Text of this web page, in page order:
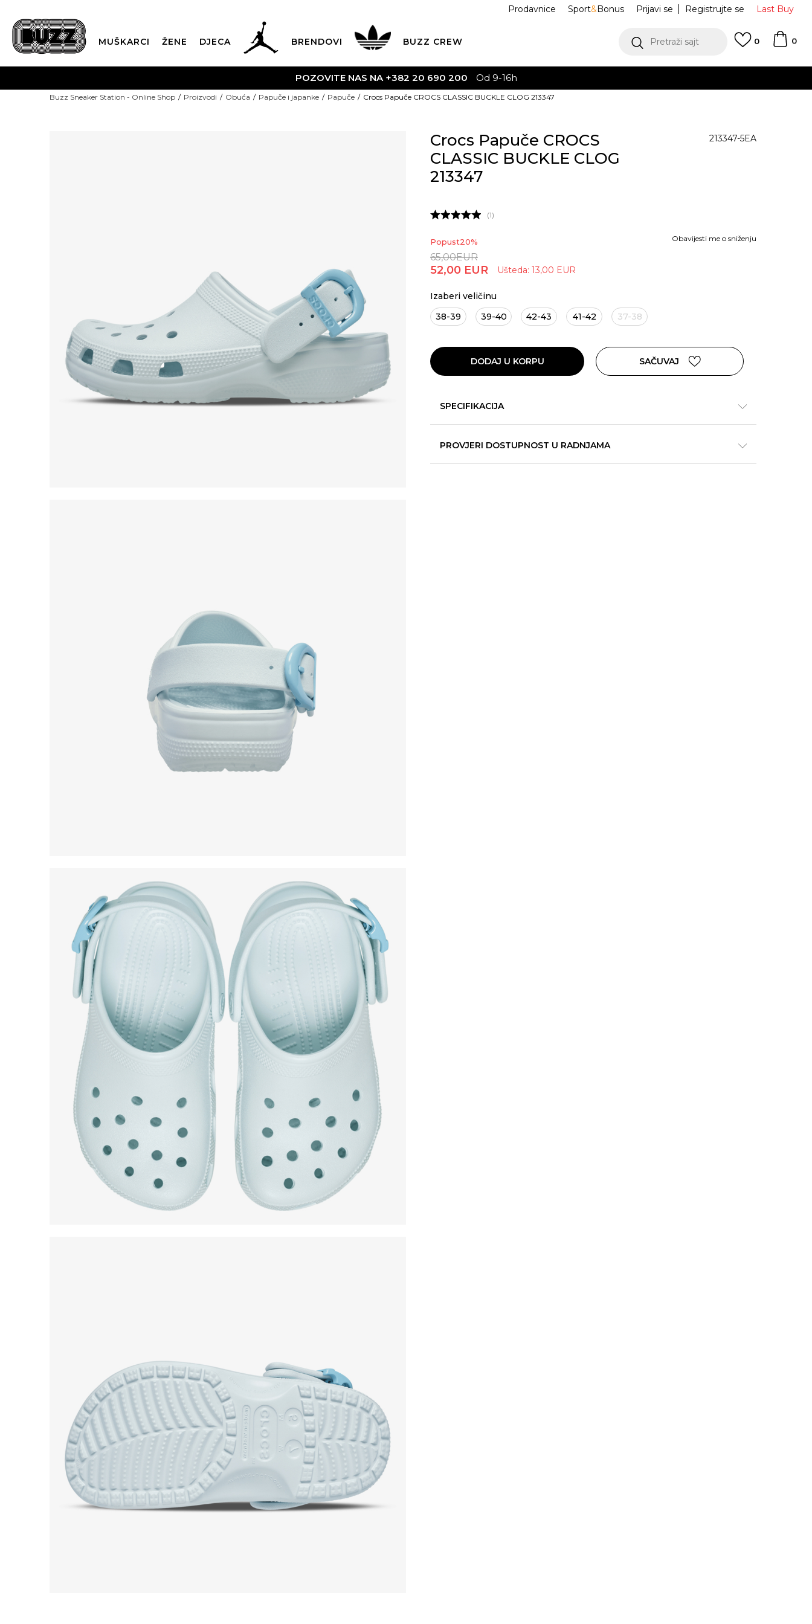
Last Buy
Prijavi se Registrujte se
Prodavnice Sport&Bonus
MUŠKARCI ŽENE DJECA BRENDOVI BUZZ CREW Pretraži sajt 0
0
POZOVITE NAS NA +382 20 690 200 Od 9-16h
Buzz Sneaker Station - Online Shop Proizvodi Obuća Papuče i japanke Papuče Crocs Papuče CROCS CLASSIC BUCKLE CLOG 213347
Crocs Papuče CROCS
CLASSIC BUCKLE CLOG
213347
213347-5EA
1
Popust20%
65,00EUR
52,00 EUR Ušteda: 13,00 EUR
Obavijesti me o sniženju
Izaberi veličinu
38-39
39-40 42-43 41-42 37-38
DODAJ U KORPU SAČUVAJ
SPECIFIKACIJA
PROVJERI DOSTUPNOST U RADNJAMA